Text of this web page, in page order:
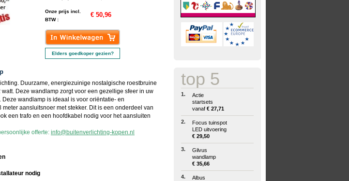
Onze prijs incl.
BTW :
€ 50,96
Elders goedkoper gezien?
Duurzame, energiezuinige nostalgische roestbruine
Deze wandlamp zorgt voor een gezellige sfeer in uw
wandlamp is ideaal is voor oriëntatie- en
aansluitsnoer met stekker. Dit is een onderdeel van
een trafo en een hoofdkabel nodig voor het aansluiten
offerte: info@buitenverlichting-kopen.nl
nodig
top 5
1.
Actie
startsets
vanaf € 27,71
2.
Focus tuinspot
LED uitvoering
€ 29,50
3.
Gilvus
wandlamp
€ 35,66
4.
Albus